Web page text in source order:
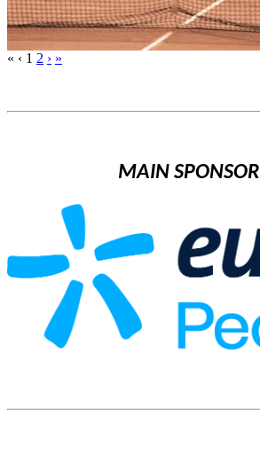
« ‹ 1 2 › »
MAIN SPONSOR